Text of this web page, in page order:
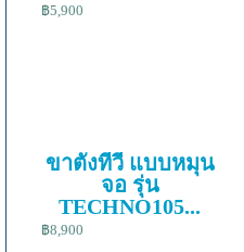
฿5,900
ขาตั้งทีวี แบบหมุน
จอ รุ่น
TECHNO105...
฿8,900